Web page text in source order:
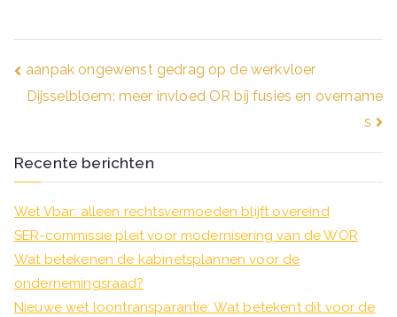
Bericht
navigatie
aanpak ongewenst gedrag op de werkvloer
Dijsselbloem: meer invloed OR bij fusies en overname
s
Recente berichten
Wet Vbar: alleen rechtsvermoeden blijft overeind
SER-commissie pleit voor modernisering van de WOR
Wat betekenen de kabinetsplannen voor de
ondernemingsraad?
Nieuwe wet loontransparantie: Wat betekent dit voor de